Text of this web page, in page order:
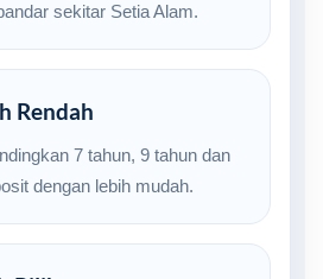
sekitar Setia Alam.
Rendah
7 tahun, 9 tahun dan
dengan lebih mudah.